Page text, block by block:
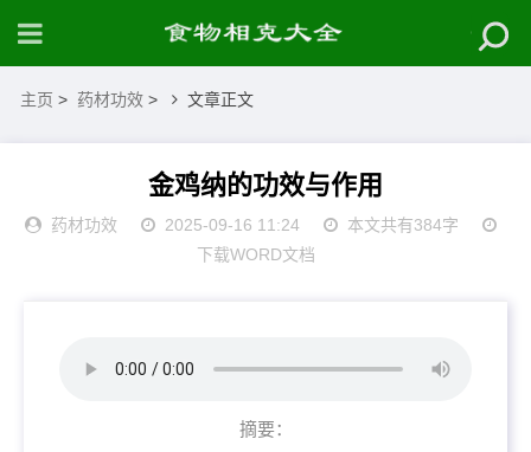
主页 > 药材功效 > 文章正文
金鸡纳的功效与作用
药材功效 2025-09-16 11:24
本文共有384字
下载WORD文档
摘要：